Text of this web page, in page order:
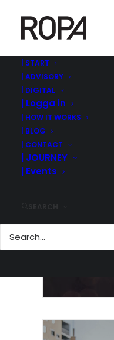
| START
| ADVISORY
| DIGITAL
| Logga in
| HOW IT WORKS
| BLOG
| CONTACT
| JOURNEY
| Events